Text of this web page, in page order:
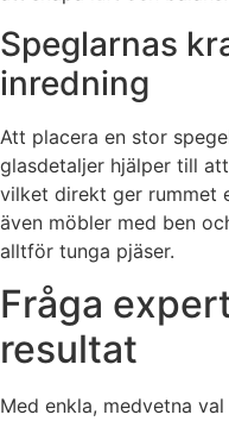
Speglarnas
inredning
Att placera en stor
glasdetaljer hjälper till
vilket direkt ger rummet
även möbler med ben
alltför tunga pjäser.
Fråga
resultat
Med enkla, medvetna